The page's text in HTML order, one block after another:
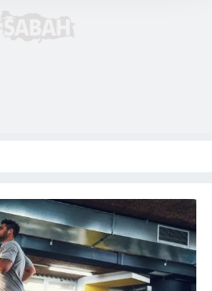
reklamlar
yapılması, amaçlarıyla
dahilinde kullanılacaktır.
aşağıda yer alan panel
Çerezlere ilişkin detaylı bilgi